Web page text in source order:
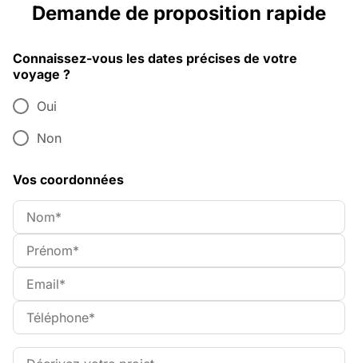
Demande de proposition rapide
Connaissez-vous les dates précises de votre
voyage ?
Oui
Non
Vos coordonnées